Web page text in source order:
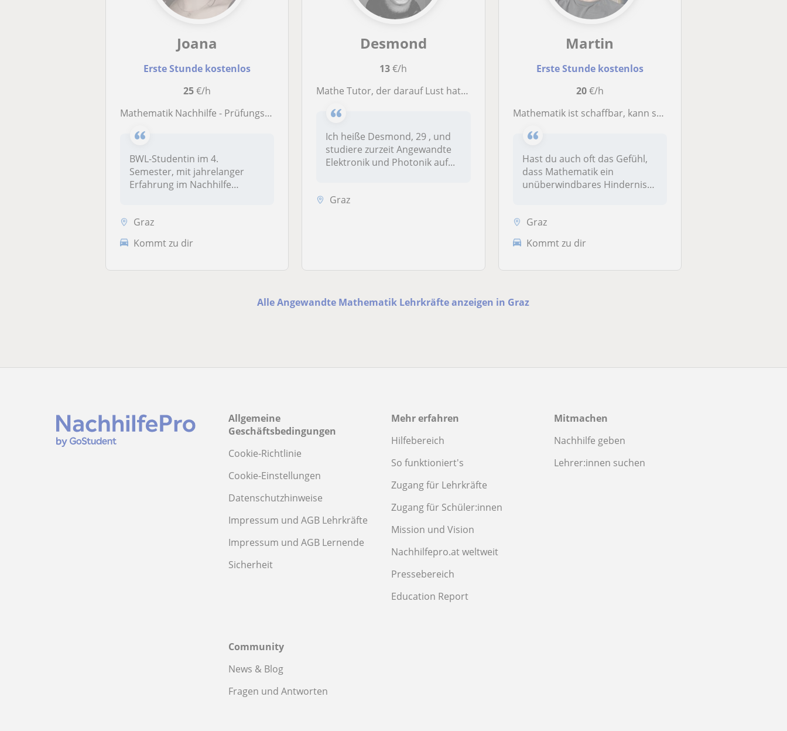
Joana
Erste Stunde kostenlos
25€/h
Mathematik Nachhilfe - Prüfungsvorbereitung oder Semesterbegleitend
BWL-Studentin im 4.
Semester, mit jahrelanger
Erfahrung im Nachhilfe
Graz
Kommt zu dir
Desmond
13€/h
Mathe Tutor, der darauf Lust hat, Menschen Mathe praktischer beizubringen
Ich heiße Desmond, 29 , und
studiere zurzeit Angewandte
Elektronik und Photonik auf...
Graz
Martin
Erste Stunde kostenlos
20€/h
Mathematik ist schaffbar, kann sogar Spaß machen
Hast du auch oft das Gefühl,
dass Mathematik ein
unüberwindbares Hindernis
Graz
Kommt zu dir
Alle Angewandte Mathematik Lehrkräfte anzeigen in Graz
Allgemeine
Geschäftsbedingungen
Cookie-Richtlinie
Cookie-Einstellungen
Datenschutzhinweise
Impressum und AGB Lehrkräfte
Impressum und AGB Lernende
Sicherheit
Mehr erfahren
Hilfebereich
So funktioniert's
Zugang für Lehrkräfte
Zugang für Schüler:innen
Mission und Vision
Nachhilfepro.at weltweit
Pressebereich
Education Report
Mitmachen
Nachhilfe geben
Lehrer:innen suchen
Community
News & Blog
Fragen und Antworten